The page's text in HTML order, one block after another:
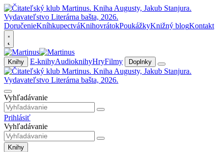
DoručenieKníhkupectváKnihovrátokPoukážkyKnižný blogKontakt
Knihy E-knihyAudioknihyHryFilmy Doplnky
Vyhľadávanie
Prihlásiť
Vyhľadávanie
Knihy